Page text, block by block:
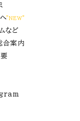
”NEW”
など
合案内